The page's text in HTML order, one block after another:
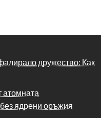
дружество: Как
атомната
ядрени оръжия